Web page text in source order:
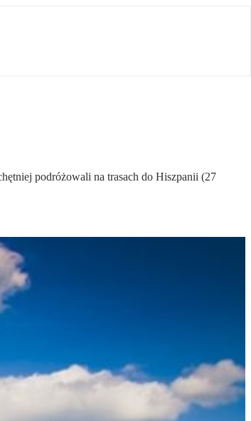
podróżowali na trasach do Hiszpanii (27